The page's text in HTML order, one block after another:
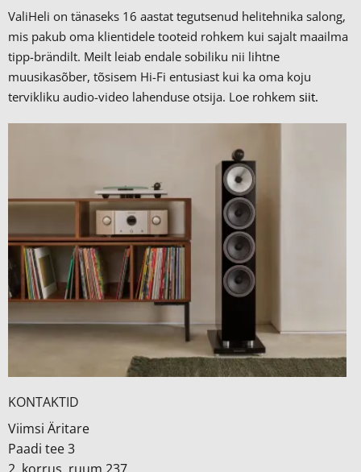
ValiHeli on tänaseks 16 aastat tegutsenud helitehnika salong,
mis pakub oma klientidele tooteid rohkem kui sajalt maailma
tipp-brändilt. Meilt leiab endale sobiliku nii lihtne
muusikasõber, tõsisem Hi-Fi entusiast kui ka oma koju
tervikliku audio-video lahenduse otsija. Loe rohkem siit.
KONTAKTID
Viimsi Äritare
Paadi tee 3